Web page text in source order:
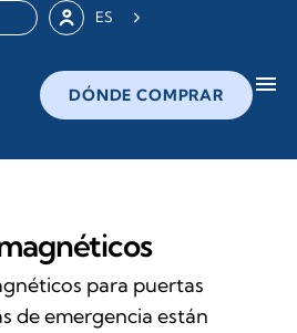
ES
DÓNDE COMPRAR menu
para puertas
de emergencia están